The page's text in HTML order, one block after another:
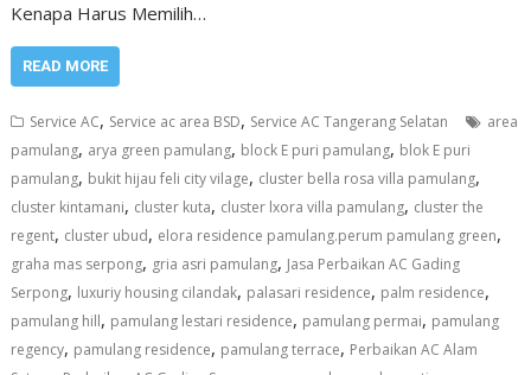
Kenapa Harus Memilih…
READ MORE
Service AC, Service ac area BSD, Service AC Tangerang Selatan
area
pamulang, arya green pamulang, block E puri pamulang, blok E puri
pamulang, bukit hijau feli city vilage, cluster bella rosa villa pamulang,
cluster kintamani, cluster kuta, cluster lxora villa pamulang, cluster the
regent, cluster ubud, elora residence pamulang.perum pamulang green,
graha mas serpong, gria asri pamulang, Jasa Perbaikan AC Gading
Serpong, luxuriy housing cilandak, palasari residence, palm residence,
pamulang hill, pamulang lestari residence, pamulang permai, pamulang
regency, pamulang residence, pamulang terrace, Perbaikan AC Alam